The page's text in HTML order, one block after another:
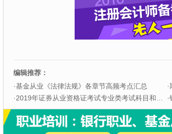
编辑推荐：
·基金从业《法律法规》各章节高频考点汇总 ·
·2019年证券从业资格证考试专业类考试科目和题型 ·